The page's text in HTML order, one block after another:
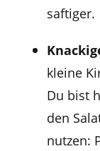
saftiger.
kleine
Du bist
den
nutzen: